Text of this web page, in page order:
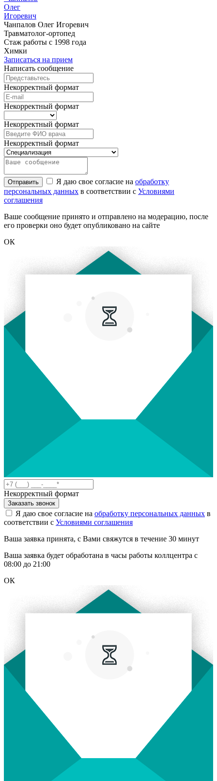
Олег
Игоревич
Чанпалов Олег Игоревич
Травматолог-ортопед
Стаж работы с 1998 года
Химки
Записаться на прием
Написать сообщение
Некорректный формат
Некорректный формат
Некорректный формат
Некорректный формат
Отправить Я даю свое согласие на обработку
персональных данных в соответствии с Условиями
соглашения
Ваше сообщение принято и отправлено на модерацию, после
его проверки оно будет опубликовано на сайте
ОК
Некорректный формат
Заказать звонок
Я даю свое согласие на обработку персональных данных в
соответствии с Условиями соглашения
Ваша заявка принята, с Вами свяжутся в течение 30 минут
Ваша заявка будет обработана в часы работы коллцентра с
08:00 до 21:00
ОК